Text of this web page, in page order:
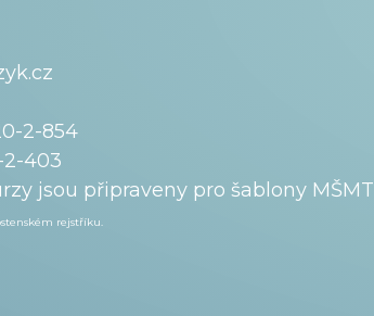
2-854
2-403
jsou připraveny pro šablony MŠMT
rejstříku.